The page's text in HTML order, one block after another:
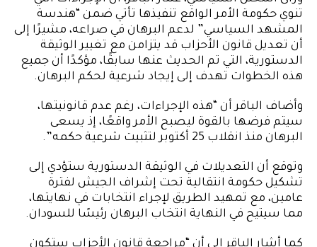
تنوي حكومة الأمر الواقع تنفيذها تأتي ضمن “هندسة
المشهد السياسي” لدعم البرهان في صراعه، مشيرًا إلى
أن تعديل قانون الأحزاب قد يتزامن مع تغيير الوثيقة
الدستورية، التي تم الحديث عنها سابقًا، مؤكدًا أن جميع
هذه الخطوات تهدف إلى إيجاد شرعية لحكم البرهان.
وأضاف الباقر أن “هذه الإجراءات، رغم عدم قانونيتها،
سيتم فرضها بالقوة ليصبح الأمر واقعًا، إذ يسعى
البرهان منذ انقلاب 25 أكتوبر لتثبيت شرعية حكمه”.
وتوقع أن التعديلات في الوثيقة الدستورية ستؤدي إلى
تشكيل حكومة انتقالية تحت إشراف الجيش لفترة
عامين، مع تمهيد الطريق لإجراء انتخابات في نهايتها،
مما سيتيح في النهاية انتخاب البرهان رئيسًا للسودان.
كما أشار الباقر إلى أن “مراجعة قانون الأحزاب ستكون